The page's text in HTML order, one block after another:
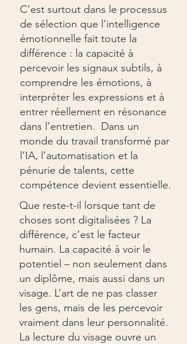
C’est surtout dans le processus
de sélection que l’intelligence
émotionnelle fait toute la
différence : la capacité à
percevoir les signaux subtils, à
comprendre les émotions, à
interpréter les expressions et à
entrer réellement en résonance
dans l’entretien. Dans un
monde du travail transformé par
l’IA, l’automatisation et la
pénurie de talents, cette
compétence devient essentielle.
Que reste-t-il lorsque tant de
choses sont digitalisées ? La
différence, c’est le facteur
humain. La capacité à voir le
potentiel – non seulement dans
un diplôme, mais aussi dans un
visage. L’art de ne pas classer
les gens, mais de les percevoir
vraiment dans leur personnalité.
La lecture du visage ouvre un